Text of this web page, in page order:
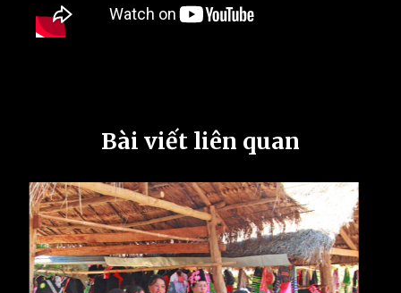
Bài viết liên quan